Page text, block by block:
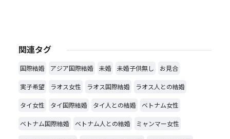
関連タグ
国際結婚 アジア国際結婚 未婚 未婚子供無し お見合
実子希望 ラオス女性 ラオス国際結婚 ラオス人との結婚
タイ女性 タイ国際結婚 タイ人との結婚 ベトナム女性
ベトナム国際結婚 ベトナム人との結婚 ミャンマー女性